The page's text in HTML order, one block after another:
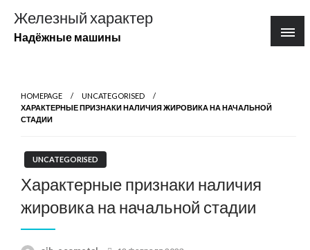
содержимому
Железный характер
Надёжные машины
HOMEPAGE
UNCATEGORISED
ХАРАКТЕРНЫЕ ПРИЗНАКИ НАЛИЧИЯ ЖИРОВИКА НА НАЧАЛЬНОЙ
СТАДИИ
UNCATEGORISED
Характерные признаки наличия
жировика на начальной стадии